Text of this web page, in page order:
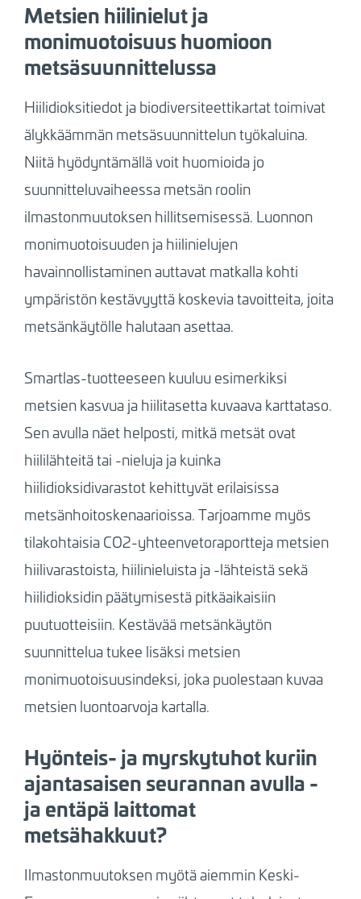
Metsien hiilinielut ja
monimuotoisuus huomioon
metsäsuunnittelussa
Hiilidioksitiedot ja biodiversiteettikartat toimivat
älykkäämmän metsäsuunnittelun työkaluina.
Niitä hyödyntämällä voit huomioida jo
suunnitteluvaiheessa metsän roolin
ilmastonmuutoksen hillitsemisessä. Luonnon
monimuotoisuuden ja hiilinielujen
havainnollistaminen auttavat matkalla kohti
ympäristön kestävyyttä koskevia tavoitteita, joita
metsänkäytölle halutaan asettaa.
Smartlas-tuotteeseen kuuluu esimerkiksi
metsien kasvua ja hiilitasetta kuvaava karttataso.
Sen avulla näet helposti, mitkä metsät ovat
hiililähteitä tai -nieluja ja kuinka
hiilidioksidivarastot kehittyvät erilaisissa
metsänhoitoskenaarioissa. Tarjoamme myös
tilakohtaisia CO2-yhteenvetoraportteja metsien
hiilivarastoista, hiilinieluista ja -lähteistä sekä
hiilidioksidin päätymisestä pitkäaikaisiin
puutuotteisiin. Kestävää metsänkäytön
suunnittelua tukee lisäksi metsien
monimuotoisuusindeksi, joka puolestaan kuvaa
metsien luontoarvoja kartalla.
Hyönteis- ja myrskytuhot kuriin
ajantasaisen seurannan avulla -
ja entäpä laittomat
metsähakkuut?
Ilmastonmuutoksen myötä aiemmin Keski-